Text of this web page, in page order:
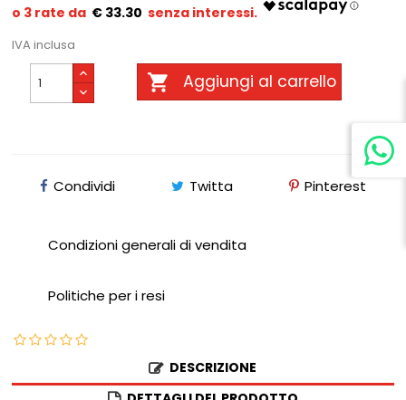
€ 33.30
IVA inclusa
 Aggiungi al carrello
Condividi Twitta Pinterest
Condizioni generali di vendita
Politiche per i resi
DESCRIZIONE